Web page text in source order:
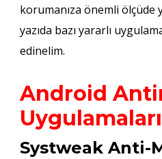
korumanıza önemli ölçüde
yazıda bazı yararlı
edinelim.
Android
Uygulamaları
Systweak Anti-